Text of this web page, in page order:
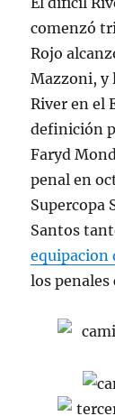
comenzó
Rojo
Mazzoni, y
River en el
definición
Faryd
penal en
Supercopa
Santos
equipacion
los